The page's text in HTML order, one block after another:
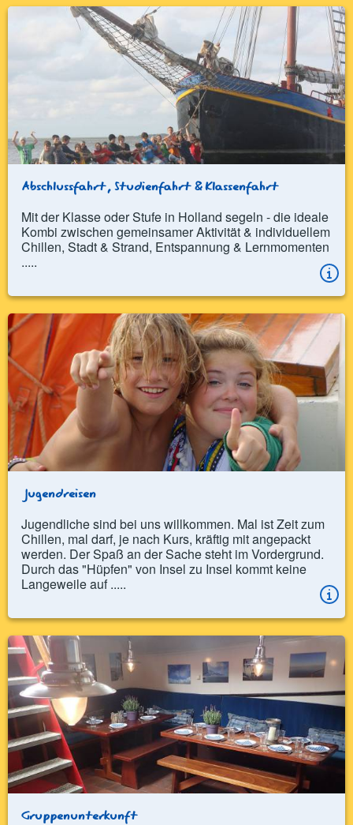
Abschlussfahrt, Studienfahrt & Klassenfahrt
Mit der Klasse oder Stufe in Holland segeln - die ideale
Kombi zwischen gemeinsamer Aktivität & individuellem
Chillen, Stadt & Strand, Entspannung & Lernmomenten
.....
Jugendreisen
Jugendliche sind bei uns willkommen. Mal ist Zeit zum
Chillen, mal darf, je nach Kurs, kräftig mit angepackt
werden. Der Spaß an der Sache steht im Vordergrund.
Durch das "Hüpfen" von Insel zu Insel kommt keine
Langeweile auf .....
Gruppenunterkunft